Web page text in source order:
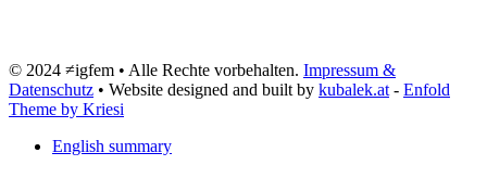
© 2024 ≠igfem • Alle Rechte vorbehalten. Impressum &
Datenschutz • Website designed and built by kubalek.at - Enfold
Theme by Kriesi
English summary